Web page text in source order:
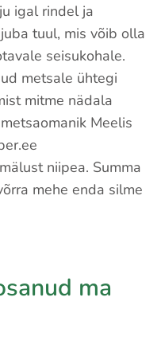
igal rindel ja
tuul, mis võib olla
seisukohale.
metsale ühtegi
mitme nädala
Meelis
niipea. Summa
mehe enda silme
ma